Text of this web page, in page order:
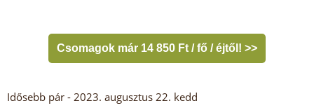
Csomagok már 14 850 Ft / fő / éjtől! >>
Idősebb pár - 2023. augusztus 22. kedd